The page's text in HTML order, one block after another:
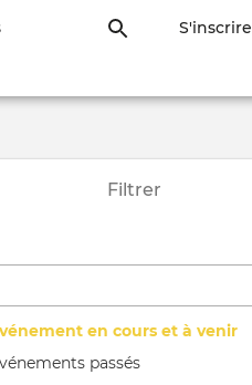
S'inscrire
Filtrer
en cours et à venir
passés